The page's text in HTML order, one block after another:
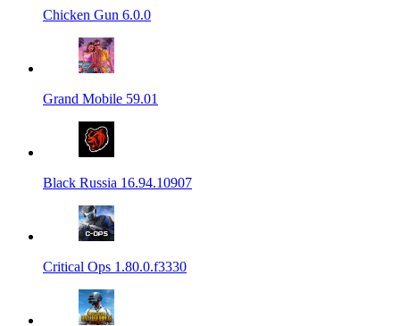
Chicken Gun 6.0.0
Grand Mobile 59.01
Black Russia 16.94.10907
Critical Ops 1.80.0.f3330